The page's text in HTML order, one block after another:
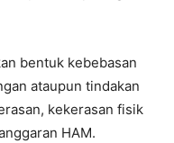
bentuk kebebasan
ataupun tindakan
kekerasan fisik
HAM.